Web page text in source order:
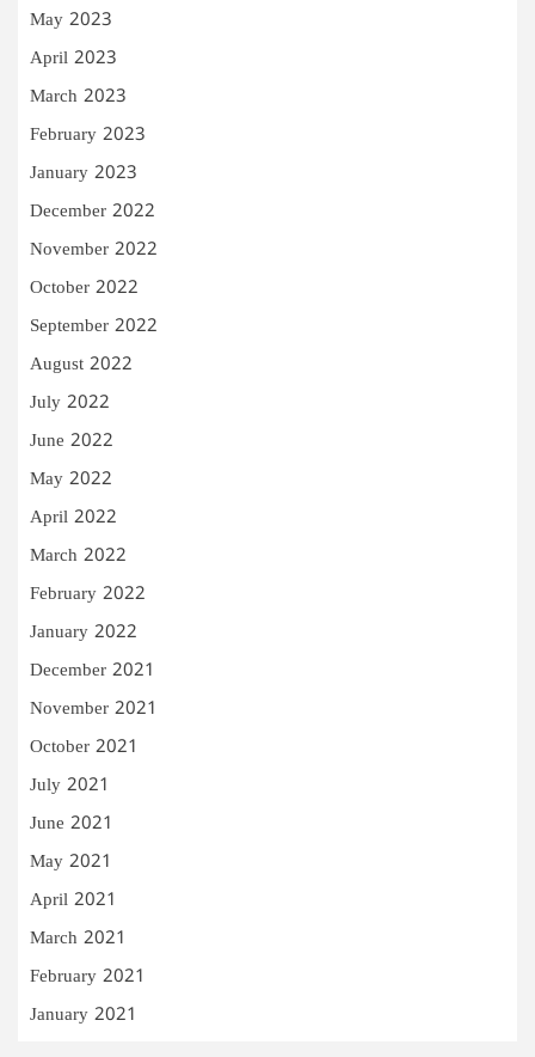
May 2023
April 2023
March 2023
February 2023
January 2023
December 2022
November 2022
October 2022
September 2022
August 2022
July 2022
June 2022
May 2022
April 2022
March 2022
February 2022
January 2022
December 2021
November 2021
October 2021
July 2021
June 2021
May 2021
April 2021
March 2021
February 2021
January 2021